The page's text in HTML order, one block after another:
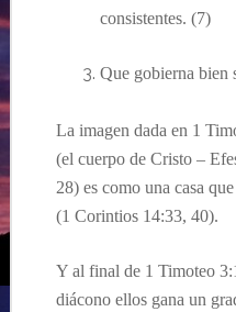
consistentes. (7)
Que gobierna bien
La imagen dada en 1
(el cuerpo de Cristo –
28) es como una casa que
(1 Corintios 14:33, 40).
Y al final de 1 Timoteo
diácono ellos gana un